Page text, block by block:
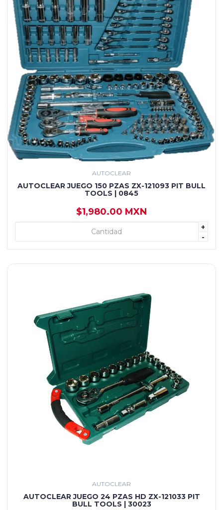
AUTOCLEAR
AUTOCLEAR JUEGO 150 PZAS ZX-121093 PIT BULL
TOOLS | 0845
$1,980.00 MXN
+
-
+ AGREGAR
AUTOCLEAR
AUTOCLEAR JUEGO 24 PZAS HD ZX-121033 PIT
BULL TOOLS | 30023